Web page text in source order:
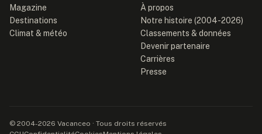
Magazine
Destinations
Climat & météo
À propos
Notre histoire (2004-2026)
Classements & données
Devenir partenaire
Carrières
Presse
© 2004-2026 Vacanceo · Tous droits réservés